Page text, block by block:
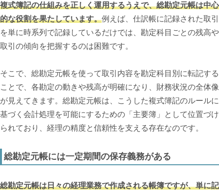
複式簿記の仕組みを正しく運用するうえで、総勘定元帳は中心
的な役割を果たしています。例えば、仕訳帳に記録された取引
を単に時系列で記録しているだけでは、勘定科目ごとの残高や
取引の傾向を把握するのは困難です。
そこで、総勘定元帳を使って取引内容を勘定科目別に転記する
ことで、各勘定の動きや残高が明確になり、財務状況の全体像
が見えてきます。総勘定元帳は、こうした複式簿記のルールに
基づく会計処理を可能にするための「主要簿」として位置づけ
られており、経理の精度と信頼性を支える存在なのです。
総勘定元帳には一定期間の保存義務がある
総勘定元帳は日々の経理業務で作成される帳簿ですが、単に記